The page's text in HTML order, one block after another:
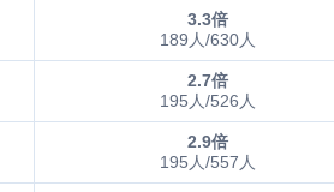
3.3倍
189人/630人
2.7倍
195人/526人
2.9倍
195人/557人